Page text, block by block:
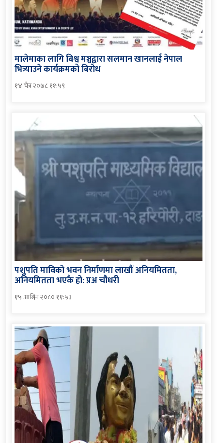
मालेमाका लागि बिश्व मञ्चद्वारा सलमान खानलाई नेपाल
भित्र्याउने कार्यक्रमको बिरोध
१४ चैत्र २०७८ ११:५९
पशुपति माविको भवन निर्माणमा लाखौं अनियमितता,
अनियमितता भएकै हो: प्रअ चौधरी
१५ आश्विन २०८० ११:५३